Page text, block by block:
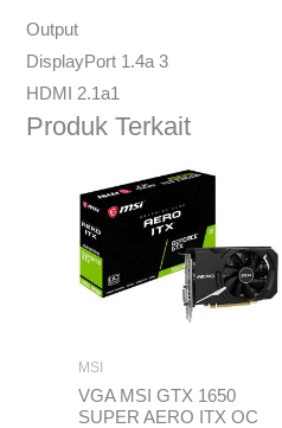
Output
DisplayPort 1.4a 3
HDMI 2.1a1
Produk Terkait
MSI
VGA MSI GTX 1650
SUPER AERO ITX OC